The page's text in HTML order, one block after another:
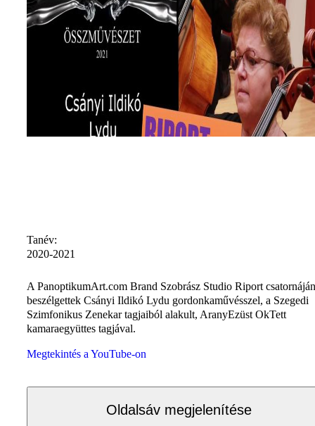
Tanév:
2020-2021
A PanoptikumArt.com Brand Szobrász Studio Riport csatornáján
beszélgettek Csányi Ildikó Lydu gordonkaművésszel, a Szegedi
Szimfonikus Zenekar tagjaiból alakult, AranyEzüst OkTett
kamaraegyüttes tagjával.
Megtekintés a YouTube-on
Oldalsáv megjelenítése